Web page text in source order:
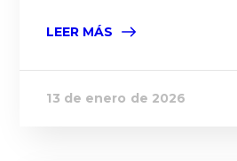
LEER MÁS
13 de enero de 2026